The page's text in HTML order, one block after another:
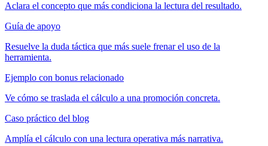
Aclara el concepto que más condiciona la lectura del resultado.
Guía de apoyo
Resuelve la duda táctica que más suele frenar el uso de la
herramienta.
Ejemplo con bonus relacionado
Ve cómo se traslada el cálculo a una promoción concreta.
Caso práctico del blog
Amplía el cálculo con una lectura operativa más narrativa.